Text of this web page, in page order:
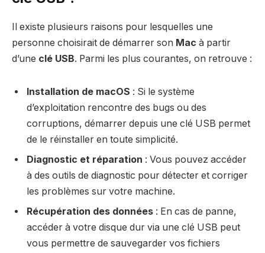
Il existe plusieurs raisons pour lesquelles une
personne choisirait de démarrer son Mac à partir
d’une clé USB. Parmi les plus courantes, on retrouve :
Installation de macOS : Si le système
d’exploitation rencontre des bugs ou des
corruptions, démarrer depuis une clé USB permet
de le réinstaller en toute simplicité.
Diagnostic et réparation : Vous pouvez accéder
à des outils de diagnostic pour détecter et corriger
les problèmes sur votre machine.
Récupération des données : En cas de panne,
accéder à votre disque dur via une clé USB peut
vous permettre de sauvegarder vos fichiers